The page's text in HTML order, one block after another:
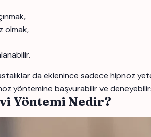
olmak,
da eklenince sadece hipnoz
yöntemine başvurabilir ve
Yöntemi Nedir?